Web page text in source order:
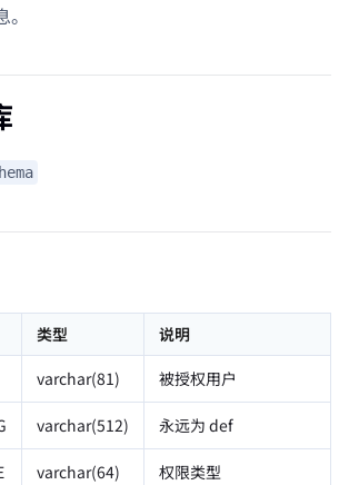
类型
说明
varchar(81) 被授权用户
varchar(512) 永远为 def
varchar(64) 权限类型